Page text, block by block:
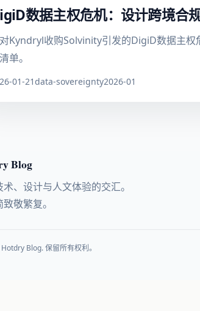
数据主权危机：设计跨境合
Kyndryl收购Solvinity引发的DigiD数据主权
单。
01-21data-sovereignty2026-01
Blog
、设计与人文体验的交汇。
敬繁复。
Blog. 保留所有权利。